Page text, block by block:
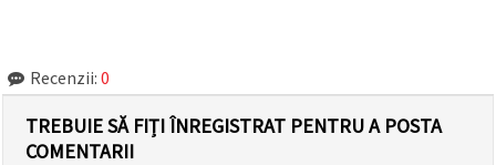
Recenzii: 0
TREBUIE SĂ FIȚI ÎNREGISTRAT PENTRU A POSTA
COMENTARII